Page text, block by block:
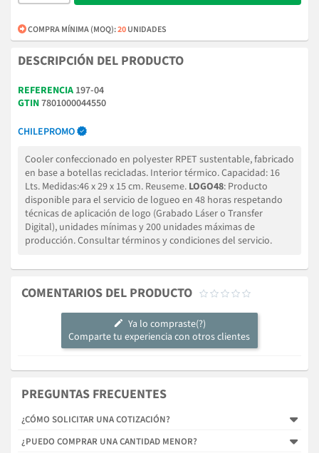
COMPRA MÍNIMA (MOQ):20UNIDADES
DESCRIPCIÓN DEL PRODUCTO
REFERENCIA 197-04
GTIN7801000044550
CHILEPROMO
Cooler confeccionado en polyester RPET sustentable, fabricado
en base a botellas recicladas. Interior térmico. Capacidad: 16
Lts. Medidas:46 x 29 x 15 cm. Reuseme. LOGO48: Producto
disponible para el servicio de logueo en 48 horas respetando
técnicas de aplicación de logo (Grabado Láser o Transfer
Digital), unidades mínimas y 200 unidades máximas de
producción. Consultar términos y condiciones del servicio.
COMENTARIOS DEL PRODUCTO     
Ya lo compraste(?)
Comparte tu experiencia con otros clientes
PREGUNTAS FRECUENTES
¿CÓMO SOLICITAR UNA COTIZACIÓN?
¿PUEDO COMPRAR UNA CANTIDAD MENOR?